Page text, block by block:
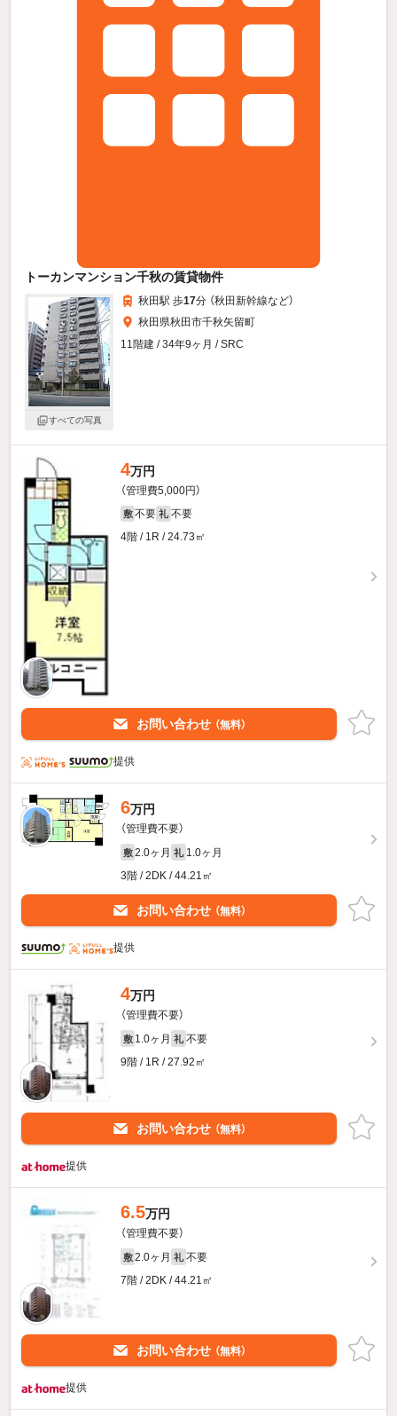
トーカンマンション千秋の賃貸物件
すべての写真
秋田駅 歩17分 （秋田新幹線など）
秋田県秋田市千秋矢留町
11階建 / 34年9ヶ月 / SRC
4万円
（管理費5,000円）
敷 不要 礼 不要
4階 / 1R / 24.73㎡
お問い合わせ （無料）
提供
6万円
（管理費不要）
敷 2.0ヶ月 礼 1.0ヶ月
3階 / 2DK / 44.21㎡
お問い合わせ （無料）
提供
4万円
（管理費不要）
敷 1.0ヶ月 礼 不要
9階 / 1R / 27.92㎡
お問い合わせ （無料）
提供
6.5万円
（管理費不要）
敷 2.0ヶ月 礼 不要
7階 / 2DK / 44.21㎡
お問い合わせ （無料）
提供